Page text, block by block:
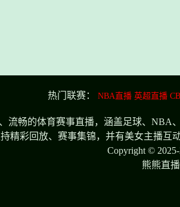
热门联赛： NBA直播 英超直播
流畅的体育赛事直播，涵盖足球、
精彩回放、赛事集锦，并有美女主播互
Copyright ©
熊熊直